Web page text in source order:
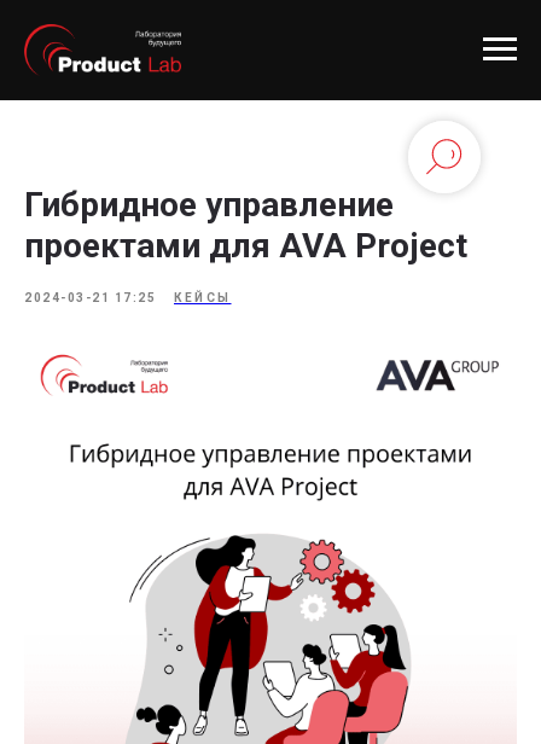
Гибридное управление
проектами для AVA Project
2024-03-21 17:25 КЕЙСЫ